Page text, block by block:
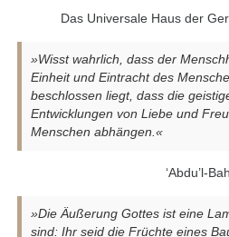
Das Universale Haus der
»Wisst wahrlich, dass der
Einheit und Eintracht des
beschlossen liegt, dass die
Entwicklungen von Liebe und
Menschen abhängen.«
‘Abdu’l-
»Die Äußerung Gottes ist eine
sind: Ihr seid die Früchte eines